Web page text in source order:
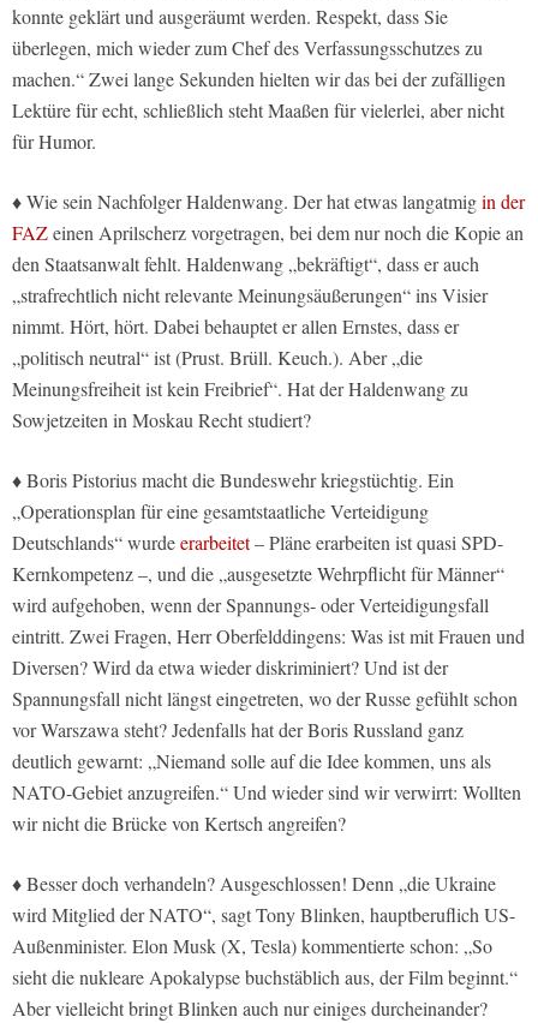
konnte geklärt und ausgeräumt werden. Respekt, dass Sie
überlegen, mich wieder zum Chef des Verfassungsschutzes zu
machen.“ Zwei lange Sekunden hielten wir das bei der zufälligen
Lektüre für echt, schließlich steht Maaßen für vielerlei, aber nicht
für Humor.
♦ Wie sein Nachfolger Haldenwang. Der hat etwas langatmigin der
FAZeinen Aprilscherz vorgetragen, bei dem nur noch die Kopie an
den Staatsanwalt fehlt. Haldenwang „bekräftigt“, dass er auch
„strafrechtlich nicht relevante Meinungsäußerungen“ ins Visier
nimmt. Hört, hört. Dabei behauptet er allen Ernstes, dass er
„politisch neutral“ ist (Prust. Brüll. Keuch.). Aber „die
Meinungsfreiheit ist kein Freibrief“. Hat der Haldenwang zu
Sowjetzeiten in Moskau Recht studiert?
♦ Boris Pistorius macht die Bundeswehr kriegstüchtig. Ein
„Operationsplan für eine gesamtstaatliche Verteidigung
Deutschlands“ wurdeerarbeitet– Pläne erarbeiten ist quasi SPD-
Kernkompetenz –, und die „ausgesetzte Wehrpflicht für Männer“
wird aufgehoben, wenn der Spannungs- oder Verteidigungsfall
eintritt. Zwei Fragen, Herr Oberfelddingens: Was ist mit Frauen und
Diversen? Wird da etwa wieder diskriminiert? Und ist der
Spannungsfall nicht längst eingetreten, wo der Russe gefühlt schon
vor Warszawa steht? Jedenfalls hat der Boris Russland ganz
deutlich gewarnt: „Niemand solle auf die Idee kommen, uns als
NATO-Gebiet anzugreifen.“ Und wieder sind wir verwirrt: Wollten
wir nicht die Brücke von Kertsch angreifen?
♦ Besser doch verhandeln? Ausgeschlossen! Denn „die Ukraine
wird Mitglied der NATO“, sagt Tony Blinken, hauptberuflich US-
Außenminister. Elon Musk (X, Tesla) kommentierte schon: „So
sieht die nukleare Apokalypse buchstäblich aus, der Film beginnt.“
Aber vielleicht bringt Blinken auch nur einiges durcheinander?